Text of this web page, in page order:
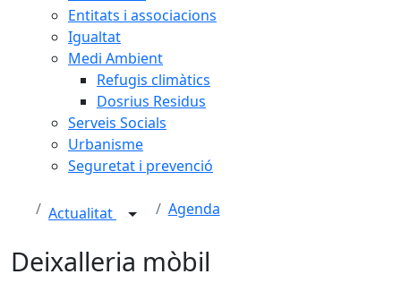
Entitats i associacions
Igualtat
Medi Ambient
Refugis climàtics
Dosrius Residus
Serveis Socials
Urbanisme
Seguretat i prevenció
Actualitat Agenda
Deixalleria mòbil